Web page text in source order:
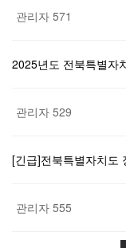
관리자 571
2025년도 전북특별자
관리자 529
[긴급]전북특별자치도
관리자 555